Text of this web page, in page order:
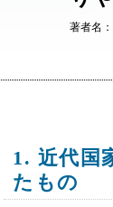
著者名：
1. 近代国
たもの